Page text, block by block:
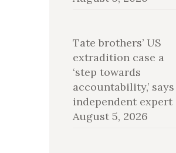
Tate brothers’ US
extradition case a
‘step towards
accountability,’ says
independent expert
August 5, 2026